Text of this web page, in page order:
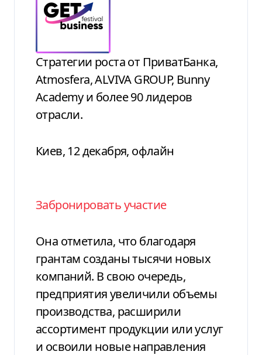
Стратегии роста от ПриватБанка,
Atmosfera, ALVIVA GROUP, Bunny
Academy и более 90 лидеров
отрасли.
Киев, 12 декабря, офлайн
Забронировать участие
Она отметила, что благодаря
грантам созданы тысячи новых
компаний. В свою очередь,
предприятия увеличили объемы
производства, расширили
ассортимент продукции или услуг
и освоили новые направления